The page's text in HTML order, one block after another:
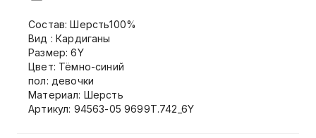
Состав: Шерсть100%
Вид : Кардиганы
Размер: 6Y
Цвет: Тёмно-синий
пол: девочки
Материал: Шерсть
Артикул: 94563-05 9699T.742_6Y